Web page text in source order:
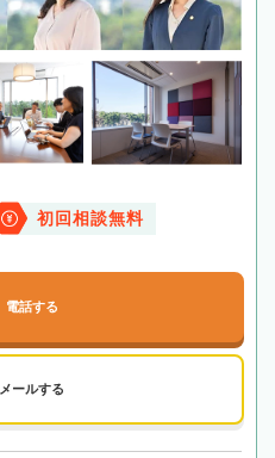
初回相談無料
電話する
メールする